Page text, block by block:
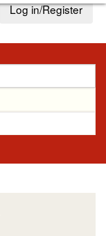
Log in/Register